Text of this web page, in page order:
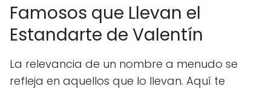
Famosos que Llevan el
Estandarte de Valentín
La relevancia de un nombre a menudo se
refleja en aquellos que lo llevan. Aquí te